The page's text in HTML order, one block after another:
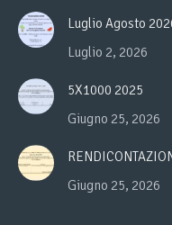
Luglio Agosto
Luglio 2, 2026
5X1000 2025
Giugno 25, 2026
Giugno 25, 2026